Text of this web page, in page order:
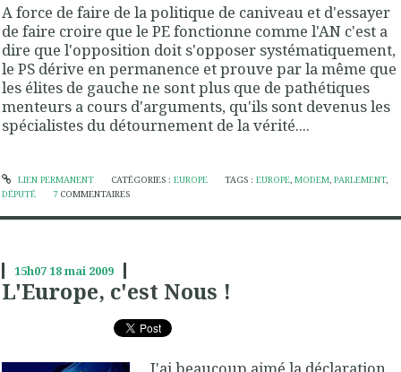
A force de faire de la politique de caniveau et d'essayer
de faire croire que le PE fonctionne comme l'AN c'est a
dire que l'opposition doit s'opposer systématiquement,
le PS dérive en permanence et prouve par la même que
les élites de gauche ne sont plus que de pathétiques
menteurs a cours d'arguments, qu'ils sont devenus les
spécialistes du détournement de la vérité....
LIEN PERMANENT CATÉGORIES : EUROPE TAGS :EUROPE,MODEM,PARLEMENT,
DÉPUTÉ
7 COMMENTAIRES
15h0718mai 2009
L'Europe, c'est Nous !